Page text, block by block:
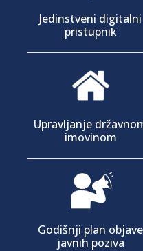
Jedinstveni digitalni
pristupnik
Upravljanje
imovinom
Godišnji plan objave
javnih poziva